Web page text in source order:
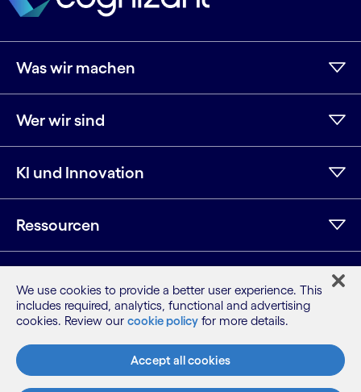
Was wir machen
Wer wir sind
KI und Innovation
Ressourcen
LinkedIn
Twitter
Facebook
Instagram
YouTube
Seitenübersicht
We use cookies to provide a better user experience. This
includes required, analytics, functional and advertising
cookies. Review our cookie policy for more details.
Accept all cookies